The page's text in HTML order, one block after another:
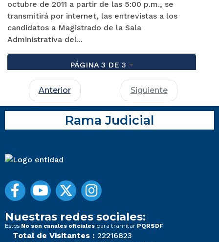
octubre de 2011 a partir de las 5:00 p.m., se
transmitirá por internet, las entrevistas a los
candidatos a Magistrado de la Sala
Administrativa del...
PÁGINA 3 DE 3
Anterior Siguiente
Rama Judicial
Nuestras redes sociales:
Estos No son canales oficiales para tramitar PQRSDF
Total de Visitantes : 22216823